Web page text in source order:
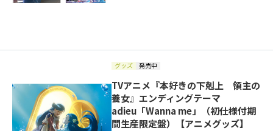
グッズ 発売中
TVアニメ『本好きの下剋上 領主の
養女』エンディングテーマ
adieu「Wanna me」（初仕様付期
間生産限定盤）【アニメグッズ】